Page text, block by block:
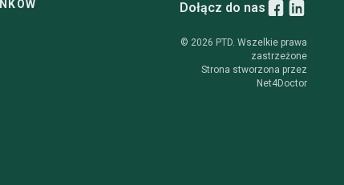
Dołącz do nas
© 2026 PTD. Wszelkie prawa
zastrzeżone
Strona stworzona przez
Net4Doctor